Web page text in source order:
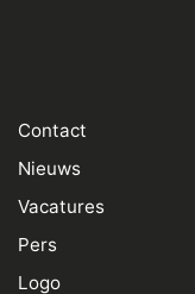
Contact
Nieuws
Vacatures
Pers
Logo